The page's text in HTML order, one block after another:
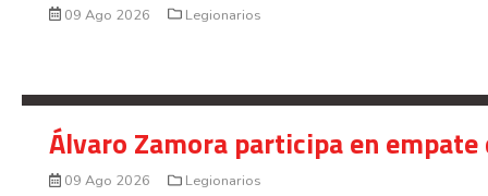
09 Ago 2026 Legionarios
Álvaro Zamora participa en
09 Ago 2026 Legionarios